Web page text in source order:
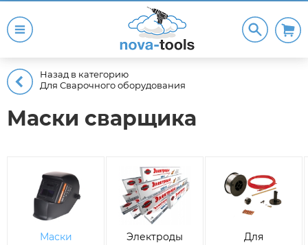
Назад в категорию
Для Сварочного оборудования
Маски сварщика
Маски
Электроды
Для